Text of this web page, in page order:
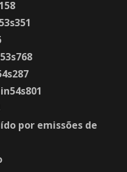
por emissões de